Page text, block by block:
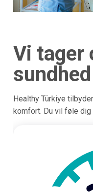
Vi tager
sundhed
Healthy Türkiye
komfort. Du vil føle